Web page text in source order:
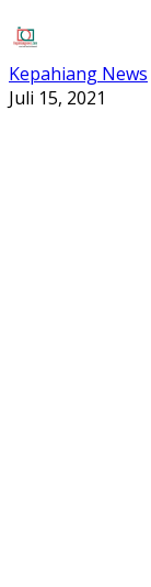
Kepahiang News
Juli 15, 2021